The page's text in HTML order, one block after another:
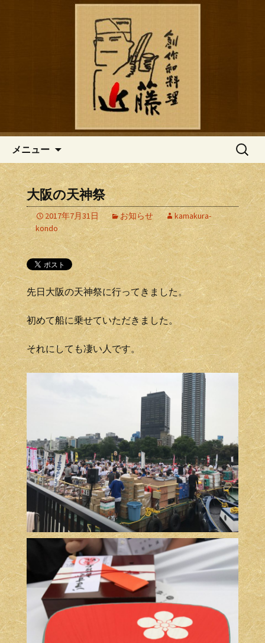
鎌倉の創作和食「近藤」のブロ
鎌倉の創作和食「近藤」のブログ
メニュー
検
大阪の天神祭
2017年7月31日 お知らせ
kamakura-
kondo
先日大阪の天神祭に行ってきました。
初めて船に乗せていただきました。
それにしても凄い人です。